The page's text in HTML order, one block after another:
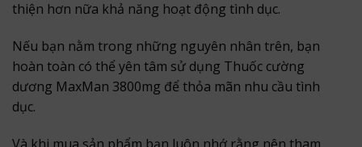
thiện hơn nữa khả năng hoạt động tình dục.
Nếu bạn nằm trong những nguyên nhân trên, bạn
hoàn toàn có thể yên tâm sử dụng Thuốc cường
dương MaxMan 3800mg để thỏa mãn nhu cầu tình
dục.